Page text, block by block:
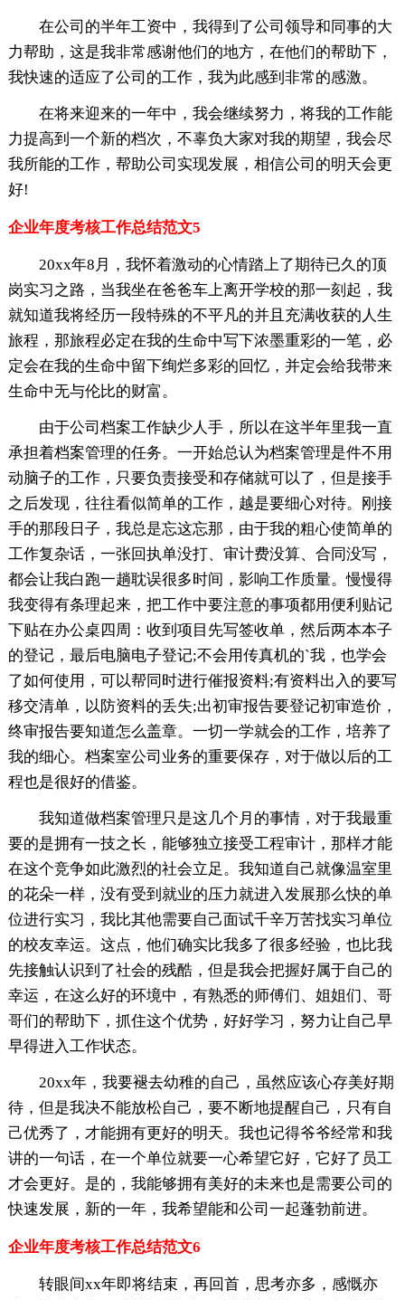
在公司的半年工资中，我得到了公司领导和同事的大
力帮助，这是我非常感谢他们的地方，在他们的帮助下，
我快速的适应了公司的工作，我为此感到非常的感激。
在将来迎来的一年中，我会继续努力，将我的工作能
力提高到一个新的档次，不辜负大家对我的期望，我会尽
我所能的工作，帮助公司实现发展，相信公司的明天会更
好!
企业年度考核工作总结范文5
20xx年8月，我怀着激动的心情踏上了期待已久的顶
岗实习之路，当我坐在爸爸车上离开学校的那一刻起，我
就知道我将经历一段特殊的不平凡的并且充满收获的人生
旅程，那旅程必定在我的生命中写下浓墨重彩的一笔，必
定会在我的生命中留下绚烂多彩的回忆，并定会给我带来
生命中无与伦比的财富。
由于公司档案工作缺少人手，所以在这半年里我一直
承担着档案管理的任务。一开始总认为档案管理是件不用
动脑子的工作，只要负责接受和存储就可以了，但是接手
之后发现，往往看似简单的工作，越是要细心对待。刚接
手的那段日子，我总是忘这忘那，由于我的粗心使简单的
工作复杂话，一张回执单没打、审计费没算、合同没写，
都会让我白跑一趟耽误很多时间，影响工作质量。慢慢得
我变得有条理起来，把工作中要注意的事项都用便利贴记
下贴在办公桌四周：收到项目先写签收单，然后两本本子
的登记，最后电脑电子登记;不会用传真机的`我，也学会
了如何使用，可以帮同时进行催报资料;有资料出入的要写
移交清单，以防资料的丢失;出初审报告要登记初审造价，
终审报告要知道怎么盖章。一切一学就会的工作，培养了
我的细心。档案室公司业务的重要保存，对于做以后的工
程也是很好的借鉴。
我知道做档案管理只是这几个月的事情，对于我最重
要的是拥有一技之长，能够独立接受工程审计，那样才能
在这个竞争如此激烈的社会立足。我知道自己就像温室里
的花朵一样，没有受到就业的压力就进入发展那么快的单
位进行实习，我比其他需要自己面试千辛万苦找实习单位
的校友幸运。这点，他们确实比我多了很多经验，也比我
先接触认识到了社会的残酷，但是我会把握好属于自己的
幸运，在这么好的环境中，有熟悉的师傅们、姐姐们、哥
哥们的帮助下，抓住这个优势，好好学习，努力让自己早
早得进入工作状态。
20xx年，我要褪去幼稚的自己，虽然应该心存美好期
待，但是我决不能放松自己，要不断地提醒自己，只有自
己优秀了，才能拥有更好的明天。我也记得爷爷经常和我
讲的一句话，在一个单位就要一心希望它好，它好了员工
才会更好。是的，我能够拥有美好的未来也是需要公司的
快速发展，新的一年，我希望能和公司一起蓬勃前进。
企业年度考核工作总结范文6
转眼间xx年即将结束，再回首，思考亦多，感慨亦